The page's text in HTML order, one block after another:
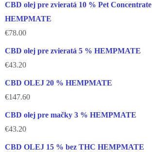
CBD olej pre zvieratá 10 % Pet Concentrate
HEMPMATE
€78.00
CBD olej pre zvieratá 5 % HEMPMATE
€43.20
CBD OLEJ 20 % HEMPMATE
€147.60
CBD olej pre mačky 3 % HEMPMATE
€43.20
CBD OLEJ 15 % bez THC HEMPMATE